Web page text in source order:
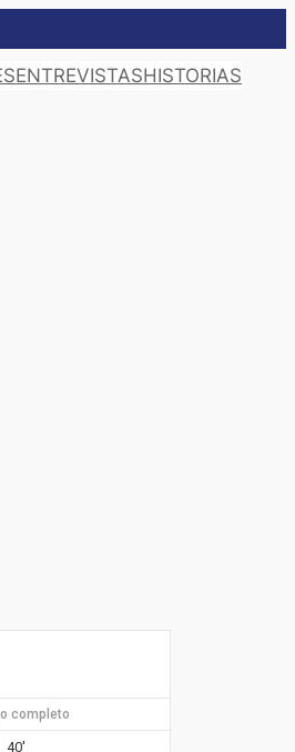
ENTREVISTASHISTORIAS
completo
40′